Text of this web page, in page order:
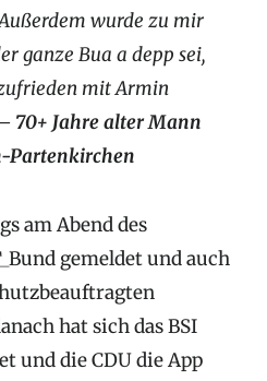
wurde zu mir
ganze Bua a depp sei,
mit Armin
70+ Jahre alter Mann
Partenkirchen
am Abend des
gemeldet und auch
hat sich das BSI
und die CDU die App